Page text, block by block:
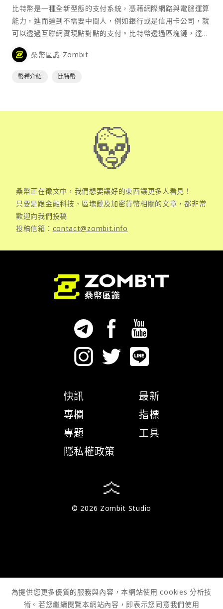
比特幣是一種全新型態的支付系統，憑藉網際網路與電腦運算
能力，進而達到不需要中間人，例如銀行或是信用卡公司，就
可以透過互聯網實現點對點的支付。比特幣透過區塊鏈，達到
去中心化的特性，確保其流通的安全性。
桑幣區識 Zombit
幣種介紹 比特幣
桑幣正在徵文中，我們想要讓好的東西讓更多人看見！
只要是跟金融科技、區塊鏈及加密貨幣相關的文章，都非常
歡迎向我們投稿
投稿信箱： contact@zombit.info
快訊
專欄
專題
隱私權政策
最新
指標
工具
© 2026 Zombit Studio
為提供您更多優質的服務與內容，本網站使用 cookies 分析技
術。若您繼續閱覽本網站內容，即表示您同意我們使用